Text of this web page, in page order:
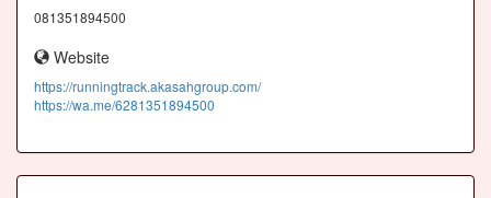
081351894500
Website
https://runningtrack.akasahgroup.com/
https://wa.me/6281351894500